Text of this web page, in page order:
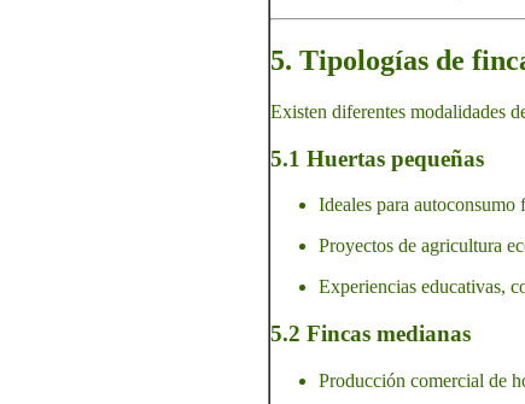
5. Tipologías de
Existen diferentes modalidades
5.1 Huertas pequeñas
Ideales para autoconsumo
Proyectos de agricultura
Experiencias educativas,
5.2 Fincas medianas
Producción comercial de